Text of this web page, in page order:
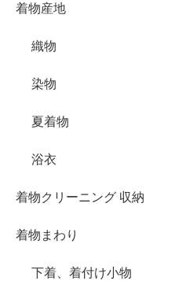
着物産地
織物
染物
夏着物
浴衣
着物クリーニング 収納
着物まわり
下着、着付け小物